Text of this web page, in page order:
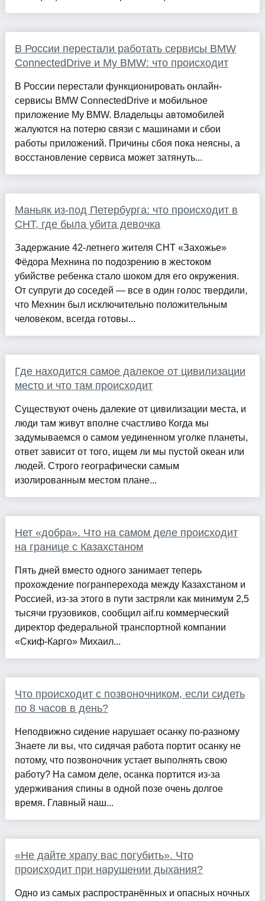
В России перестали работать сервисы BMW
ConnectedDrive и My BMW: что происходит
В России перестали функционировать онлайн-
сервисы BMW ConnectedDrive и мобильное
приложение My BMW. Владельцы автомобилей
жалуются на потерю связи с машинами и сбои
работы приложений. Причины сбоя пока неясны, а
восстановление сервиса может затянуть...
Маньяк из-под Петербурга: что происходит в
СНТ, где была убита девочка
Задержание 42-летнего жителя СНТ «Захожье»
Фёдора Мехнина по подозрению в жестоком
убийстве ребенка стало шоком для его окружения.
От супруги до соседей — все в один голос твердили,
что Мехнин был исключительно положительным
человеком, всегда готовы...
Где находится самое далекое от цивилизации
место и что там происходит
Существуют очень далекие от цивилизации места, и
люди там живут вполне счастливо Когда мы
задумываемся о самом уединенном уголке планеты,
ответ зависит от того, ищем ли мы пустой океан или
людей. Строго географически самым
изолированным местом плане...
Нет «добра». Что на самом деле происходит
на границе с Казахстаном
Пять дней вместо одного занимает теперь
прохождение погранперехода между Казахстаном и
Россией, из-за этого в пути застряли как минимум 2,5
тысячи грузовиков, сообщил aif.ru коммерческий
директор федеральной транспортной компании
«Скиф-Карго» Михаил...
Что происходит с позвоночником, если сидеть
по 8 часов в день?
Неподвижно сидение нарушает осанку по-разному
Знаете ли вы, что сидячая работа портит осанку не
потому, что позвоночник устает выполнять свою
работу? На самом деле, осанка портится из-за
удерживания спины в одной позе очень долгое
время. Главный наш...
«Не дайте храпу вас погубить». Что
происходит при нарушении дыхания?
Одно из самых распространённых и опасных ночных